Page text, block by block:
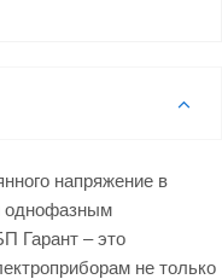
напряжение в
однофазным
Гарант – это
не только